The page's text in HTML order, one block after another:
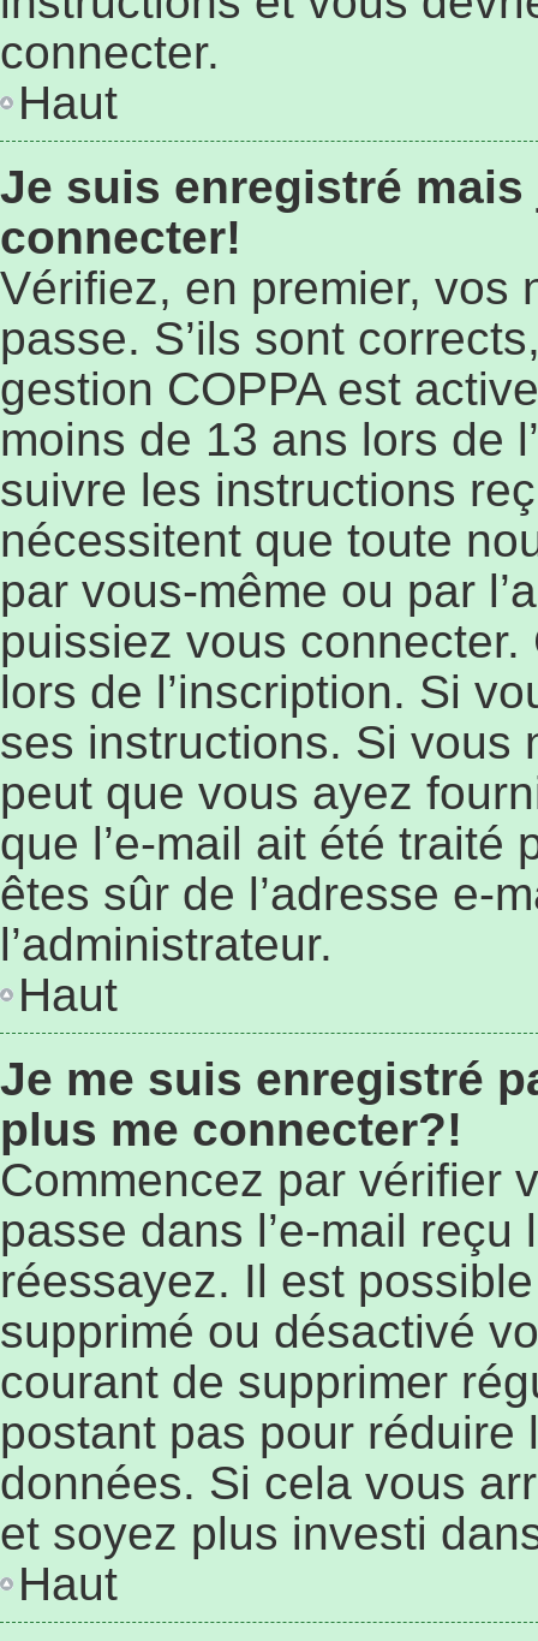
connecter.
Haut
Je suis enregistré mais
connecter!
Vérifiez, en premier, vos
passe. S’ils sont
gestion COPPA est
moins de 13 ans lors de
suivre les instructions
nécessitent que toute
par vous-même ou par
puissiez vous
lors de l’inscription. Si
ses instructions. Si vous
peut que vous ayez
que l’e-mail ait été traité
êtes sûr de l’adresse e-
l’administrateur.
Haut
Je me suis enregistré
plus me connecter?!
Commencez par vérifier
passe dans l’e-mail
réessayez. Il est
supprimé ou désactivé
courant de supprimer
postant pas pour réduire
données. Si cela vous
et soyez plus investi
Haut